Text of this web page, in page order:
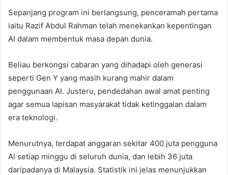
Sepanjang program ini berlangsung, penceramah pertama
iaitu Razif Abdul Rahman telah menekankan kepentingan
AI dalam membentuk masa depan dunia.
Beliau berkongsi cabaran yang dihadapi oleh generasi
seperti Gen Y yang masih kurang mahir dalam
penggunaan AI. Justeru, pendedahan awal amat penting
agar semua lapisan masyarakat tidak ketinggalan dalam
era teknologi.
Menurutnya, terdapat anggaran sekitar 400 juta pengguna
AI setiap minggu di seluruh dunia, dan lebih 36 juta
daripadanya di Malaysia. Statistik ini jelas menunjukkan